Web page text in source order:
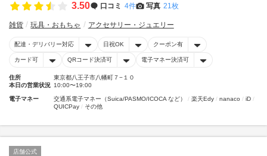
3.50 口コミ 4件 写真 21枚
雑貨 玩具・おもちゃ アクセサリー・ジュエリー
配達・デリバリー対応 日祝OK クーポン有
カード可 QRコード決済可 電子マネー決済可
住所
東京都八王子市八幡町７−１０
本日の営業状況 10:00〜19:00
電子マネー 交通系電子マネー（Suica/PASMO/ICOCA など） 楽天Edy nanaco
iD
QUICPay
その他
店舗公式